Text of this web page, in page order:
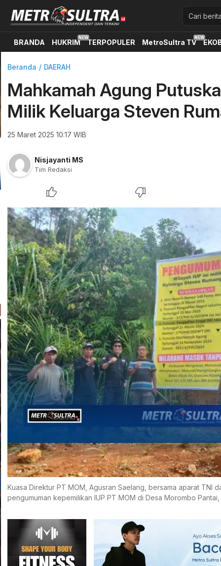
BRANDA HUKRIM TERPOPULER MetroSultra TV
Beranda DAERAH
Mahkamah Agung
Milik Keluarga Steven
25 Maret 2025 10:17 WIB
Nisjayanti MS
Tim Redaksi
Kuasa Direktur PT MOM, Agusran Saelang, bersama aparat TNI
pengumuman kepemilikan IUP PT MOM di Desa Morombo